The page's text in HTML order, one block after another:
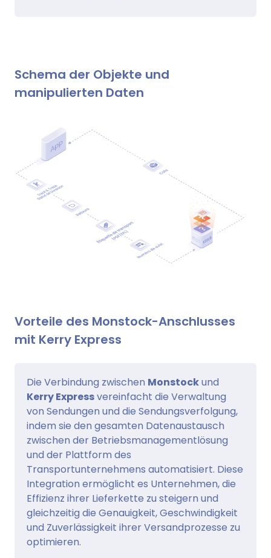
Schema der Objekte und
manipulierten Daten
Vorteile des Monstock-Anschlusses
mit Kerry Express
Die Verbindung zwischen Monstockund
Kerry Expressvereinfacht die Verwaltung
von Sendungen und die Sendungsverfolgung,
indem sie den gesamten Datenaustausch
zwischen der Betriebsmanagementlösung
und der Plattform des
Transportunternehmens automatisiert. Diese
Integration ermöglicht es Unternehmen, die
Effizienz ihrer Lieferkette zu steigern und
gleichzeitig die Genauigkeit, Geschwindigkeit
und Zuverlässigkeit ihrer Versandprozesse zu
optimieren.